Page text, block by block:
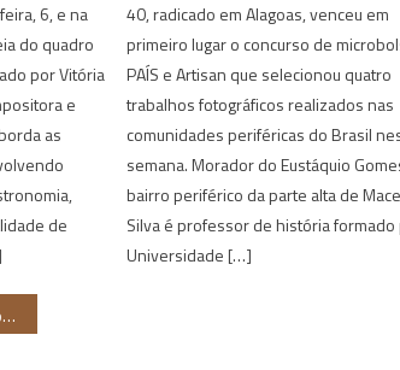
6, e na
do quadro
por Vitória
e
as
de
40, radicado em Alagoas, venceu em
primeiro lugar o concurso de
PAÍS e Artisan que selecionou quatro
trabalhos fotográficos realizados nas
comunidades periféricas do Brasil
semana. Morador do Eustáquio
bairro periférico da parte alta de
Silva é professor de história formado
Universidade […]